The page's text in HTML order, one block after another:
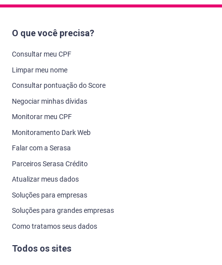
O que você precisa?
Consultar meu CPF
Limpar meu nome
Consultar pontuação do Score
Negociar minhas dívidas
Monitorar meu CPF
Monitoramento Dark Web
Falar com a Serasa
Parceiros Serasa Crédito
Atualizar meus dados
Soluções para empresas
Soluções para grandes empresas
Como tratamos seus dados
Todos os sites